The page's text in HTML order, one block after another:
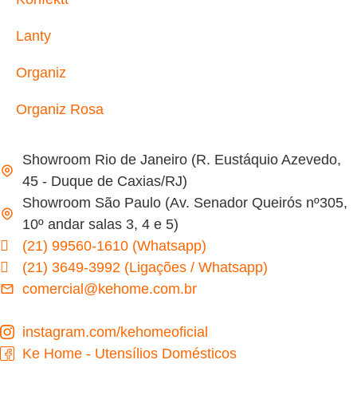
Lanty
Organiz
Organiz Rosa
Showroom Rio de Janeiro (R. Eustáquio Azevedo,
45 - Duque de Caxias/RJ)
Showroom São Paulo (Av. Senador Queirós nº305,
10º andar salas 3, 4 e 5)
(21) 99560-1610 (Whatsapp)
(21) 3649-3992 (Ligações / Whatsapp)
comercial@kehome.com.br
instagram.com/kehomeoficial
Ke Home - Utensílios Domésticos